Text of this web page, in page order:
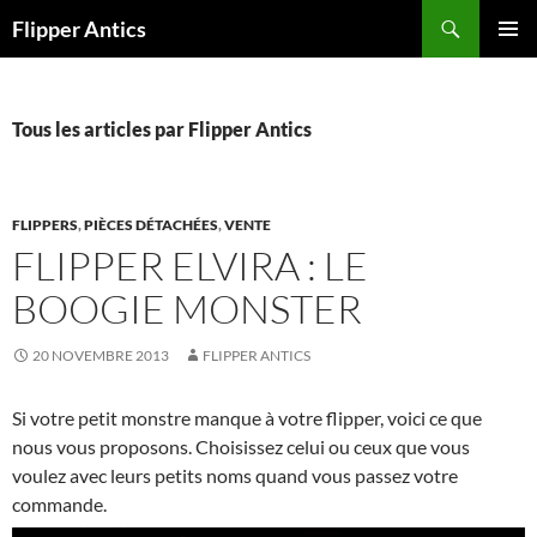
auFlipper Antics
Tous les articles par Flipper Antics
FLIPPERS,PIÈCES DÉTACHÉES,VENTE
FLIPPER ELVIRA : LE
BOOGIE MONSTER
20 NOVEMBRE 2013 FLIPPER ANTICS
Si votre petit monstre manque à votre flipper, voici ce que
nous vous proposons. Choisissez celui ou ceux que vous
voulez avec leurs petits noms quand vous passez votre
commande.